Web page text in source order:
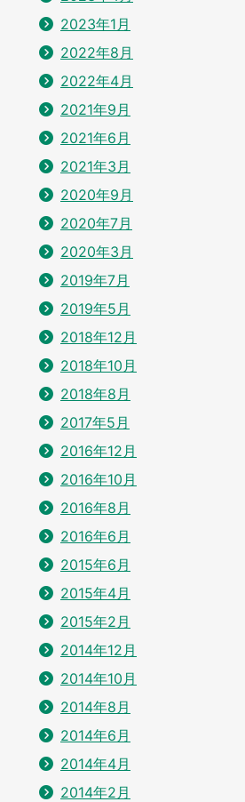
2023年1月
2022年8月
2022年4月
2021年9月
2021年6月
2021年3月
2020年9月
2020年7月
2020年3月
2019年7月
2019年5月
2018年12月
2018年10月
2018年8月
2017年5月
2016年12月
2016年10月
2016年8月
2016年6月
2015年6月
2015年4月
2015年2月
2014年12月
2014年10月
2014年8月
2014年6月
2014年4月
2014年2月